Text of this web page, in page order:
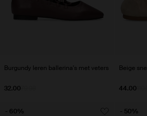
Burgundy leren ballerina's met veters
32.00
Beige
44.00
- 60% - 50%